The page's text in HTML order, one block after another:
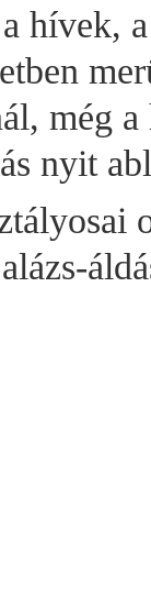
hívek,
még
nyit